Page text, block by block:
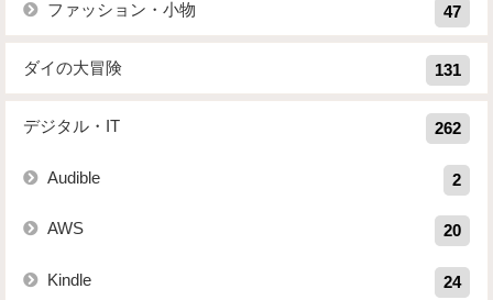
ファッション・小物 47
ダイの大冒険 131
デジタル・IT 262
Audible 2
AWS 20
Kindle 24